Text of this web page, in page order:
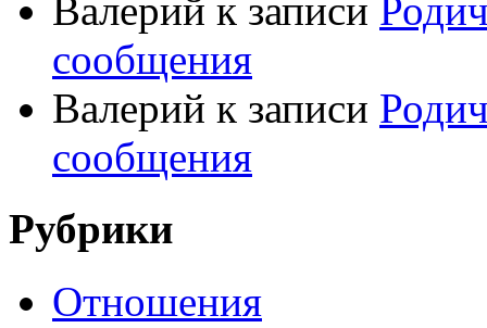
Валерий к записи
сообщения
Валерий к записи
сообщения
Рубрики
Отношения